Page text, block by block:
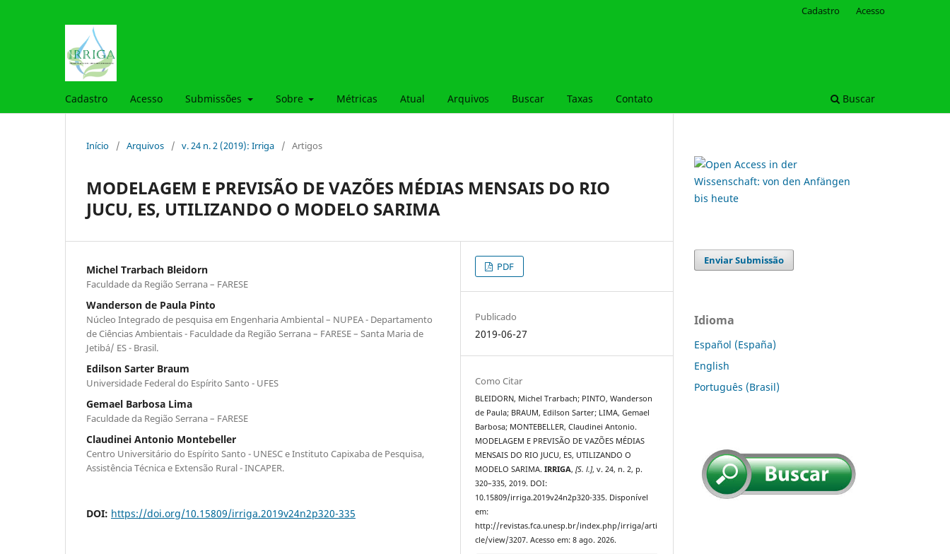
Cadastro Acesso Submissões Sobre Métricas Atual Arquivos Buscar Taxas Contato Buscar
Cadastro Acesso
Início / Arquivos / v. 24 n. 2 (2019): Irriga / Artigos
MODELAGEM E PREVISÃO DE VAZÕES MÉDIAS MENSAIS DO RIO
JUCU, ES, UTILIZANDO O MODELO SARIMA
Michel Trarbach Bleidorn
Faculdade da Região Serrana – FARESE
Wanderson de Paula Pinto
Núcleo Integrado de pesquisa em Engenharia Ambiental – NUPEA - Departamento
de Ciências Ambientais - Faculdade da Região Serrana – FARESE – Santa Maria de
Jetibá/ ES - Brasil.
Edilson Sarter Braum
Universidade Federal do Espírito Santo - UFES
Gemael Barbosa Lima
Faculdade da Região Serrana – FARESE
Claudinei Antonio Montebeller
Centro Universitário do Espírito Santo - UNESC e Instituto Capixaba de Pesquisa,
Assistência Técnica e Extensão Rural - INCAPER.
DOI: https://doi.org/10.15809/irriga.2019v24n2p320-335
PDF
Publicado
2019-06-27
Como Citar
BLEIDORN, Michel Trarbach; PINTO, Wanderson
de Paula; BRAUM, Edilson Sarter; LIMA, Gemael
Barbosa; MONTEBELLER, Claudinei Antonio.
MODELAGEM E PREVISÃO DE VAZÕES MÉDIAS
MENSAIS DO RIO JUCU, ES, UTILIZANDO O
MODELO SARIMA.IRRIGA,[S. l.], v. 24, n. 2, p.
320–335, 2019. DOI:
10.15809/irriga.2019v24n2p320-335. Disponível
em:
http://revistas.fca.unesp.br/index.php/irriga/arti
cle/view/3207. Acesso em: 8 ago. 2026.
Enviar Submissão
Idioma
Español (España)
English
Português (Brasil)